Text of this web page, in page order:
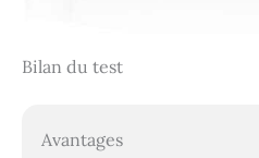
Bilan du test
Avantages